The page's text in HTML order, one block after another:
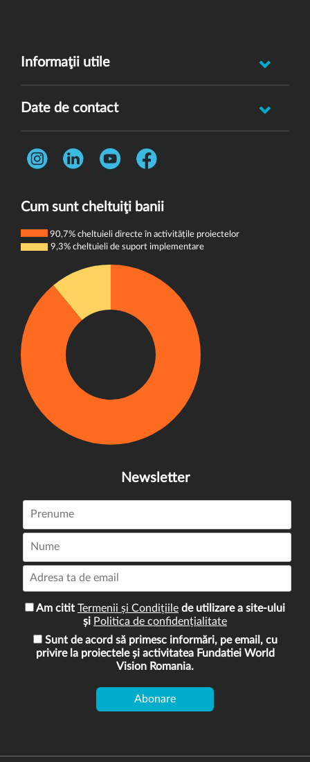
Informaţii utile
Întrebări frecvente
Politica de cookie-uri
Date de contact
Str. Rotasului, Nr. 7, Sector 1, Bucuresti, 012167
Telefon:
0731 444 013
Cum sunt cheltuiţi banii
90,7% cheltuieli directe în activitățile proiectelor
9,3% cheltuieli de suport implementare
Newsletter
Am citit Termenii și Condițiile de utilizare a site-ului
și Politica de confidențialitate
Sunt de acord să primesc informări, pe email, cu
privire la proiectele și activitatea Fundatiei World
Vision Romania.